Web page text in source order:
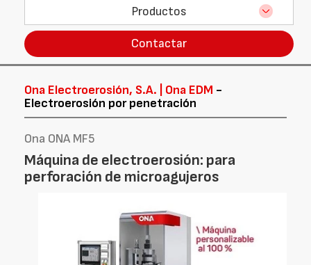
Productos
Contactar
Ona Electroerosión, S.A. | Ona EDM -
Electroerosión por penetración
Ona ONA MF5
Máquina de electroerosión: para
perforación de microagujeros